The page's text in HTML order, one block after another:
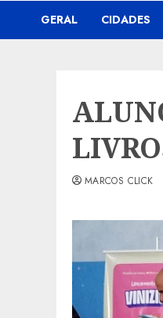
GERAL CIDADES
MARCOS CLICK